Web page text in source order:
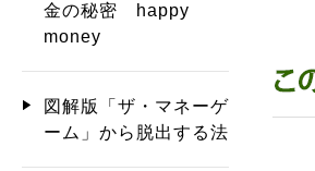
金の秘密 happy
money
図解版「ザ・マネーゲ
ーム」から脱出する法